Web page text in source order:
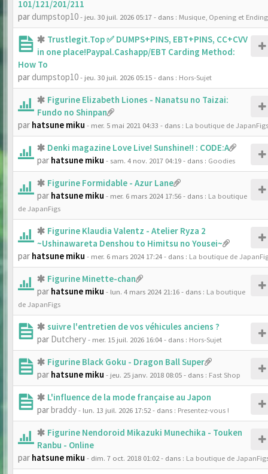
101/121/201/211
par dumpstop10- jeu. 30 juil. 2026 05:17- dans : Musique, Opening et Ending
Trustlegit.Top ✅ DUMPS+PINS, EBT+PINS, CC+CVV
in one place!Paypal.Cashapp/EBT Carding Method:
How To
par dumpstop10- jeu. 30 juil. 2026 05:15- dans : Hors-Sujet
Figurine Elizabeth Liones - Nanatsu no Taizai:
Fundo no Shinpan
par hatsune miku - mer. 5 mai 2021 04:33 - dans : La boutique de JapanFigs
Denki magazine Love Live! Sunshine!! : CODE:A
par hatsune miku - sam. 4 nov. 2017 04:19- dans : Goodies
Figurine Formidable - Azur Lane
par hatsune miku - mer. 6 mars 2024 17:56- dans : La boutique
de JapanFigs
Figurine Klaudia Valentz - Atelier Ryza 2
~Ushinawareta Denshou to Himitsu no Yousei~
par hatsune miku - mer. 6 mars 2024 17:24- dans : La boutique de
Figurine Minette-chan
par hatsune miku - lun. 4 mars 2024 21:16- dans : La boutique
de JapanFigs
suivre l'entretien de vos véhicules anciens ?
par Dutchery- mer. 15 juil. 2026 16:04- dans : Hors-Sujet
Figurine Black Goku - Dragon Ball Super
par hatsune miku - jeu. 25 janv. 2018 08:05- dans : Fast Shop
L'influence de la mode française au Japon
parbraddy- lun. 13 juil. 2026 17:52- dans : Presentez-vous !
Figurine Nendoroid Mikazuki Munechika - Touken
Ranbu - Online
par hatsune miku - dim. 7 oct. 2018 01:02- dans : La boutique de